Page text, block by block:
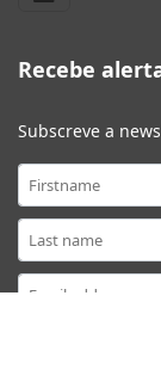
Recebe
Subscreve a